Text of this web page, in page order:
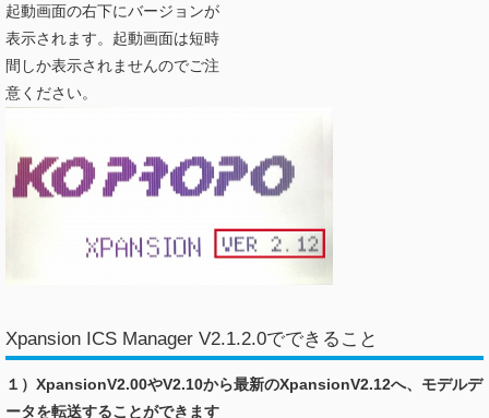
起動画面の右下にバージョンが
表示されます。起動画面は短時
間しか表示されませんのでご注
意ください。
Xpansion ICS Manager V2.1.2.0でできること
１）XpansionV2.00やV2.10から最新のXpansionV2.12へ、モデルデ
ータを転送することができます